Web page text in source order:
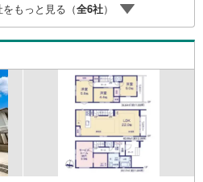
ご見学についてご見学のご予約は前日
整しやすく、当日でも空きがあれば
様連れでもどうぞ。現地でご覧いた
様子についてもその場でご説明いた
もっと見る（全6社）